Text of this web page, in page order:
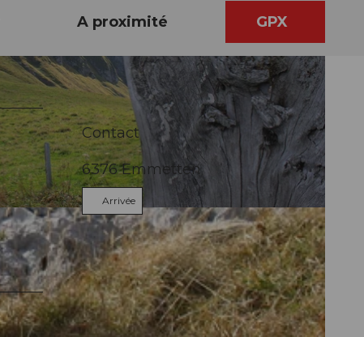
A proximité GPX
Contact
6376Emmetten
Arrivée